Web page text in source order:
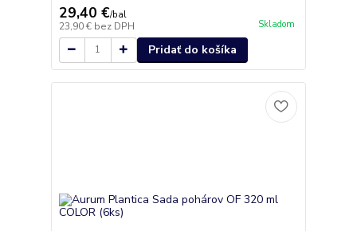
29,40 €/bal
23,90 € bez DPH Skladom
Pridať do košíka